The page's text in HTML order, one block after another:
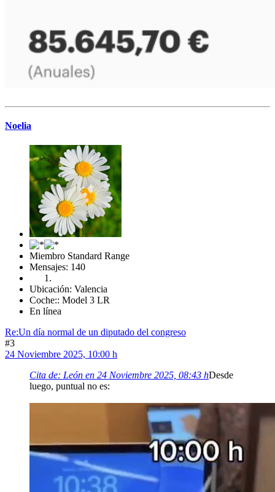
Noelia
Miembro Standard Range
Mensajes: 140
Ubicación: Valencia
Coche:: Model 3 LR
En línea
Re:Un día normal de un diputado del congreso
#3
24 Noviembre 2025, 10:00 h
Cita de: León en 24 Noviembre 2025, 08:43 hDesde
luego, puntual no es: